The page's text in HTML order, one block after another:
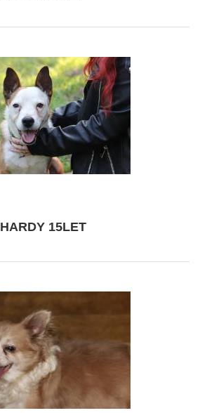
HARDY 15LET